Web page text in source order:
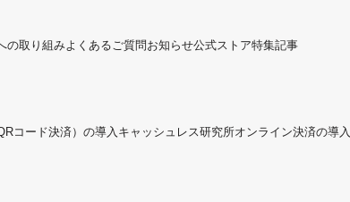
の取り組みよくあるご質問お知らせ公式ストア特集記事
コード決済）の導入キャッシュレス研究所オンライン決済の導入